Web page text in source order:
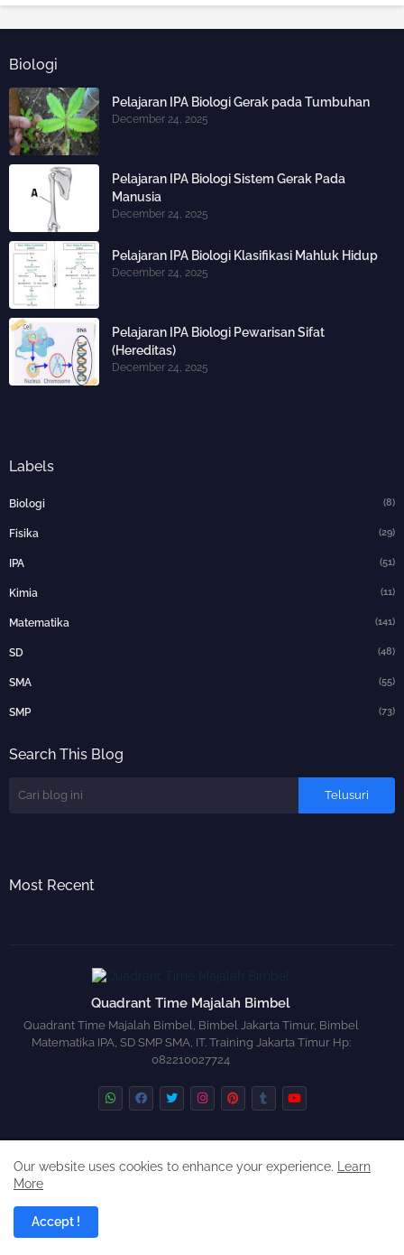
Biologi
Pelajaran IPA Biologi Gerak pada Tumbuhan
December 24, 2025
Pelajaran IPA Biologi Sistem Gerak Pada
Manusia
December 24, 2025
Pelajaran IPA Biologi Klasifikasi Mahluk Hidup
December 24, 2025
Pelajaran IPA Biologi Pewarisan Sifat
(Hereditas)
December 24, 2025
Labels
Biologi (8)
Fisika (29)
IPA (51)
Kimia (11)
Matematika (141)
SD (48)
SMA (55)
SMP (73)
Search This Blog
Most Recent
Quadrant Time Majalah Bimbel
Quadrant Time Majalah Bimbel, Bimbel Jakarta Timur, Bimbel
Matematika IPA, SD SMP SMA, IT. Training Jakarta Timur Hp:
082210027724
Blogger by
Design by -
Aljabar Aritmatika Geometri Trigonometri
Our website uses cookies to enhance your experience.
Learn
More
Accept !